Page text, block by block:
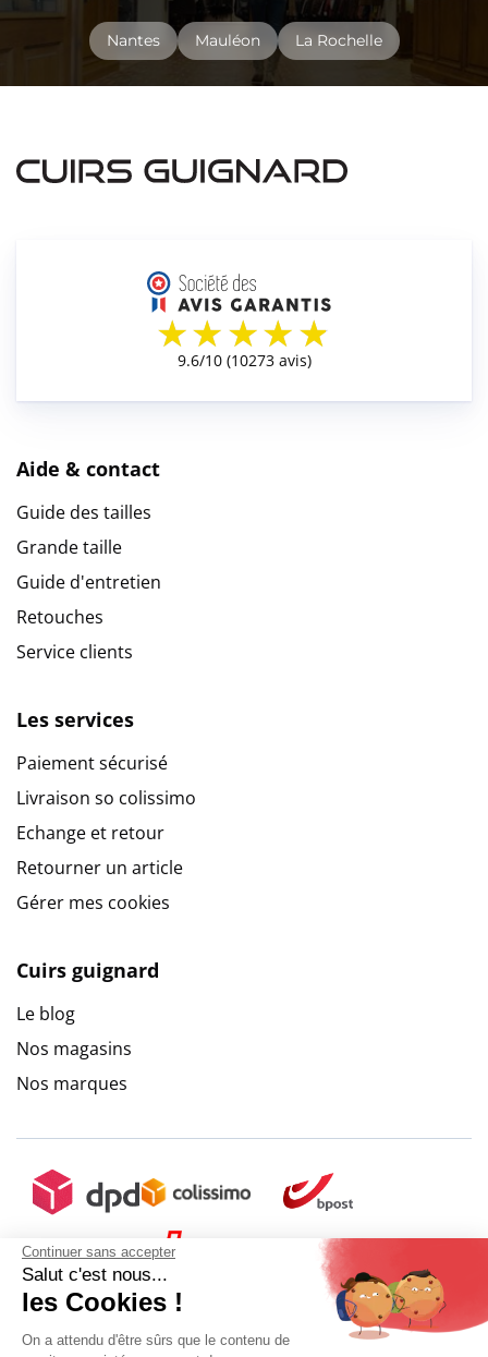
Continuer sans accepter
Salut c'est nous...
les Cookies !
On a attendu d'être sûrs que le contenu de
Nantes Mauléon La Rochelle
Aide & contact
Guide des tailles
Grande taille
Guide d'entretien
Retouches
Service clients
Les services
Paiement sécurisé
Livraison so colissimo
Echange et retour
Retourner un article
Gérer mes cookies
Cuirs guignard
Le blog
Nos magasins
Nos marques